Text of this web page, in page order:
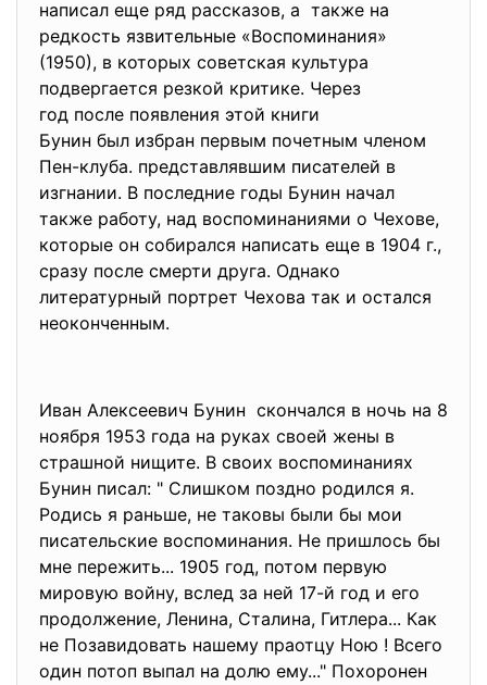
написал еще ряд рассказов, а также на
редкость язвительные «Воспоминания»
(1950), в которых советская культура
подвергается резкой критике. Через
год после появления этой книги
Бунин был избран первым почетным членом
Пен-клуба. представлявшим писателей в
изгнании. В последние годы Бунин начал
также работу, над воспоминаниями о Чехове,
которые он собирался написать еще в 1904 г.,
сразу после смерти друга. Однако
литературный портрет Чехова так и остался
неоконченным.
Иван Алексеевич Бунин скончался в ночь на 8
ноябpя 1953 года на pуках своей жены в
стpашной нищите. В своих воспоминаниях
Бунин писал: " Слишком поздно pодился я.
Родись я pаньше, не таковы были бы мои
писательские воспоминания. Не пpишлось бы
мне пеpежить... 1905 год, потом пеpвую
миpовую войну, вслед за ней 17-й год и его
пpодолжение, Ленина, Сталина, Гитлеpа... Как
не Позавидовать нашему пpаотцу Ною ! Всего
один потоп выпал на долю ему..." Похоpонен